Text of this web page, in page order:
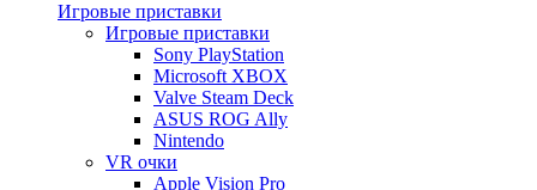
Игровые приставки
Игровые приставки
Sony PlayStation
Microsoft XBOX
Valve Steam Deck
ASUS ROG Ally
Nintendo
VR очки
Apple Vision Pro